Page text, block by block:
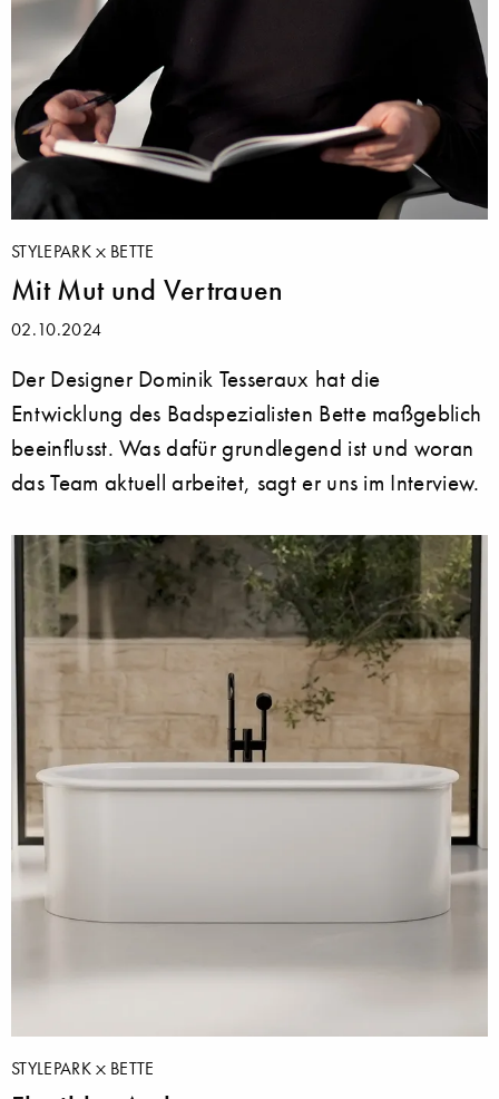
STYLEPARK BETTE
Mit Mut und Vertrauen
02.10.2024
Der Designer Dominik Tesseraux hat die
Entwicklung des Badspezialisten Bette maßgeblich
beeinflusst. Was dafür grundlegend ist und woran
das Team aktuell arbeitet, sagt er uns im Interview.
STYLEPARK BETTE